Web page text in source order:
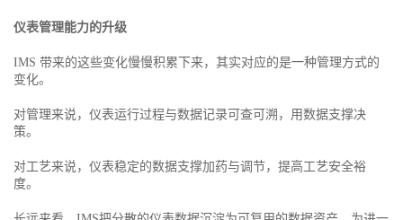
仪表管理能力的升级
IMS 带来的这些变化慢慢积累下来，其实对应的是一种管理方式的
变化。
对管理来说，仪表运行过程与数据记录可查可溯，用数据支撑决
策。
对工艺来说，仪表稳定的数据支撑加药与调节，提高工艺安全裕
度。